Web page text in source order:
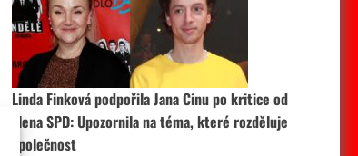
Linda Finková podpořila Jana Cinu po kritice od
člena SPD: Upozornila na téma, které rozděluje
společnost